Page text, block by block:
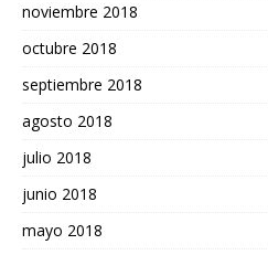
noviembre 2018
octubre 2018
septiembre 2018
agosto 2018
julio 2018
junio 2018
mayo 2018